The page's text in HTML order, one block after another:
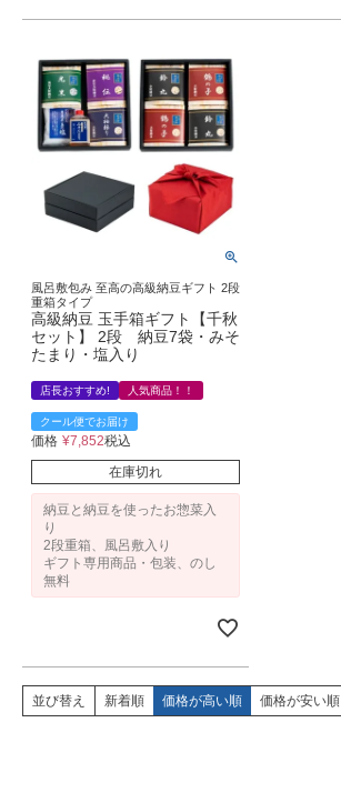
風呂敷包み 至高の高級納豆ギフト 2段
重箱タイプ
高級納豆 玉手箱ギフト【千秋
セット】 2段 納豆7袋・みそ
たまり・塩入り
店長おすすめ! 人気商品！！
クール便でお届け
価格 ¥7,852税込
在庫切れ
納豆と納豆を使ったお惣菜入
り
2段重箱、風呂敷入り
ギフト専用商品・包装、のし
無料
並び替え 新着順 価格が高い順 価格が安い順